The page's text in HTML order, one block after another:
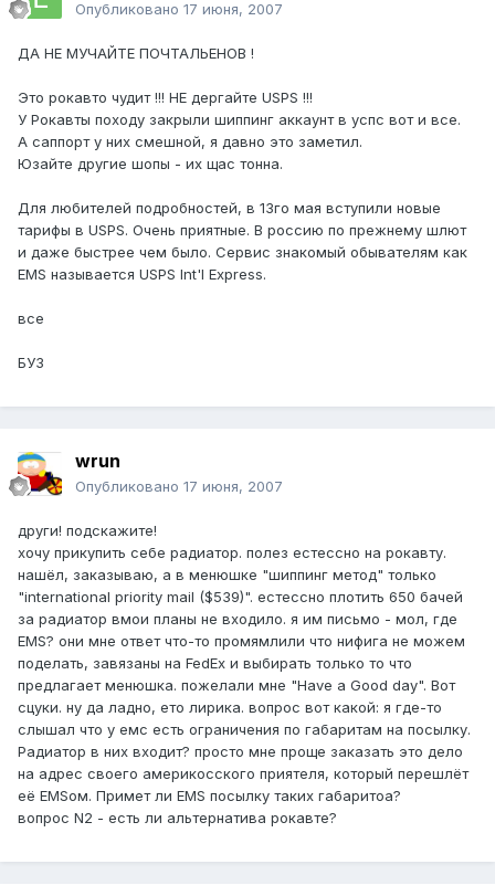
Опубликовано 17 июня, 2007
ДА НЕ МУЧАЙТЕ ПОЧТАЛЬЕНОВ !
Это рокавто чудит !!! НЕ дергайте USPS !!!
У Рокавты походу закрыли шиппинг аккаунт в успс вот и все.
А саппорт у них смешной, я давно это заметил.
Юзайте другие шопы - их щас тонна.
Для любителей подробностей, в 13го мая вступили новые
тарифы в USPS. Очень приятные. В россию по прежнему шлют
и даже быстрее чем было. Сервис знакомый обывателям как
EMS называется USPS Int'l Express.
все
БУЗ
wrun
Опубликовано 17 июня, 2007
други! подскажите!
хочу прикупить себе радиатор. полез естессно на рокавту.
нашёл, заказываю, а в менюшке "шиппинг метод" только
"international priority mail ($539)". естессно плотить 650 бачей
за радиатор вмои планы не входило. я им письмо - мол, где
EMS? они мне ответ что-то промямлили что нифига не можем
поделать, завязаны на FedEx и выбирать только то что
предлагает менюшка. пожелали мне "Have a Good day". Вот
сцуки. ну да ладно, ето лирика. вопрос вот какой: я где-то
слышал что у емс есть ограничения по габаритам на посылку.
Радиатор в них входит? просто мне проще заказать это дело
на адрес своего америкосского приятеля, который перешлёт
её EMSом. Примет ли EMS посылку таких габаритоа?
вопрос N2 - есть ли альтернатива рокавте?